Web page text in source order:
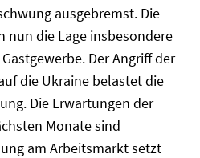
ausgebremst. Die
nun die Lage insbesondere
Der Angriff der
die Ukraine belastet die
Die Erwartungen der
Monate sind
am Arbeitsmarkt setzt